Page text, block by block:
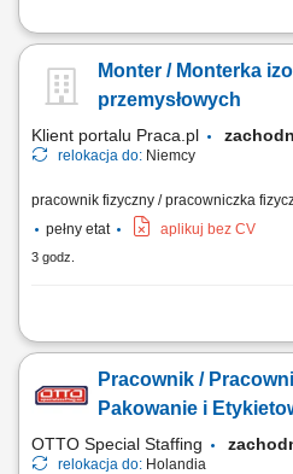
Zakres obowiązków: Wykonywanie
produkcyjnych; Pakowanie oraz
jakości produktów; Realizacja
Monter / Monterka
przemysłowych
Klient portalu Praca.pl
relokacja do: Niemcy
pracownik fizyczny / pracowniczka
pełny etat
aplikuj bez CV
3 godz.
Demontaż i montaż izolacji ciepło-
Pracownik /
Pakowanie i
OTTO Special Staffing
relokacja do: Holandia